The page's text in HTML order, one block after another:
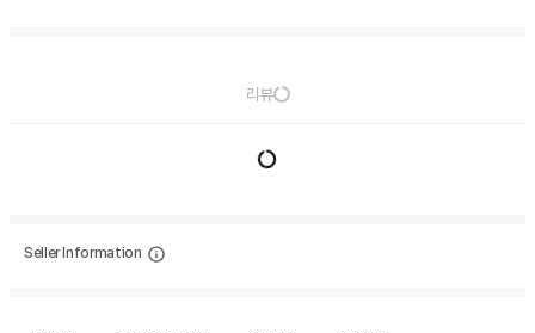
리뷰
Seller Information